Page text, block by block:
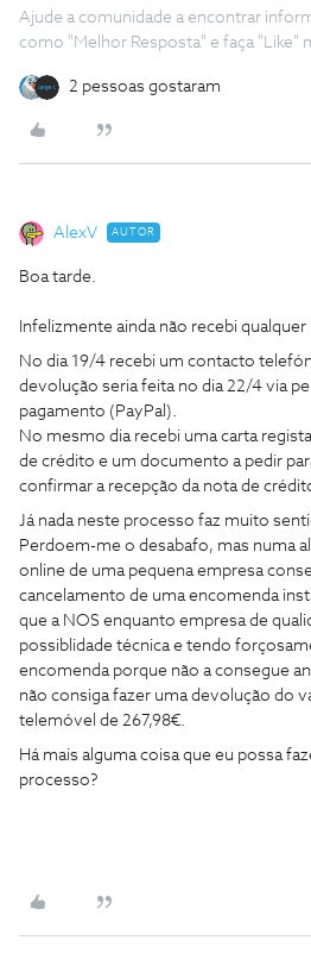
Ajude a comunidade a encontrar
como "Melhor Resposta" e faça "Like"
2 pessoas gostaram
AlexV AUTOR
Boa tarde.
Infelizmente ainda não recebi
No dia 19/4 recebi um contacto
devolução seria feita no dia 22/4 via
pagamento (PayPal).
No mesmo dia recebi uma carta
de crédito e um documento a pedir
confirmar a recepção da nota de
Já nada neste processo faz muito
Perdoem-me o desabafo, mas numa
online de uma pequena empresa
cancelamento de uma encomenda
que a NOS enquanto empresa de
possiblidade técnica e tendo
encomenda porque não a consegue
não consiga fazer uma devolução do
telemóvel de 267,98€.
Há mais alguma coisa que eu possa
processo?